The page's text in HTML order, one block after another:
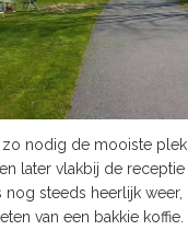
zo nodig de mooiste
later vlakbij de
nog steeds heerlijk weer,
van een bakkie koffie.